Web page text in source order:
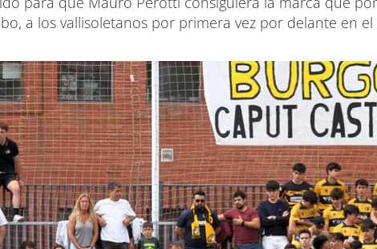
a los vallisoletanos por primera vez por delante en